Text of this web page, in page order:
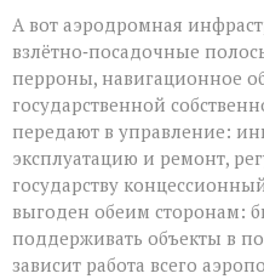
А вот аэродромная
взлётно‑посадочные
перроны, навигационное
государственной
передают в управление:
эксплуатацию и ремонт,
государству
выгоден обеим сторонам:
поддерживать объекты в
зависит работа всего